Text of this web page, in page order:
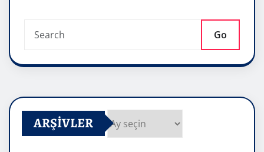
Go
ARŞIVLER